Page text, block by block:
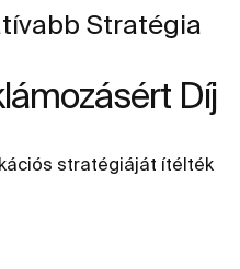
Stratégia
Díj
stratégiáját ítélték